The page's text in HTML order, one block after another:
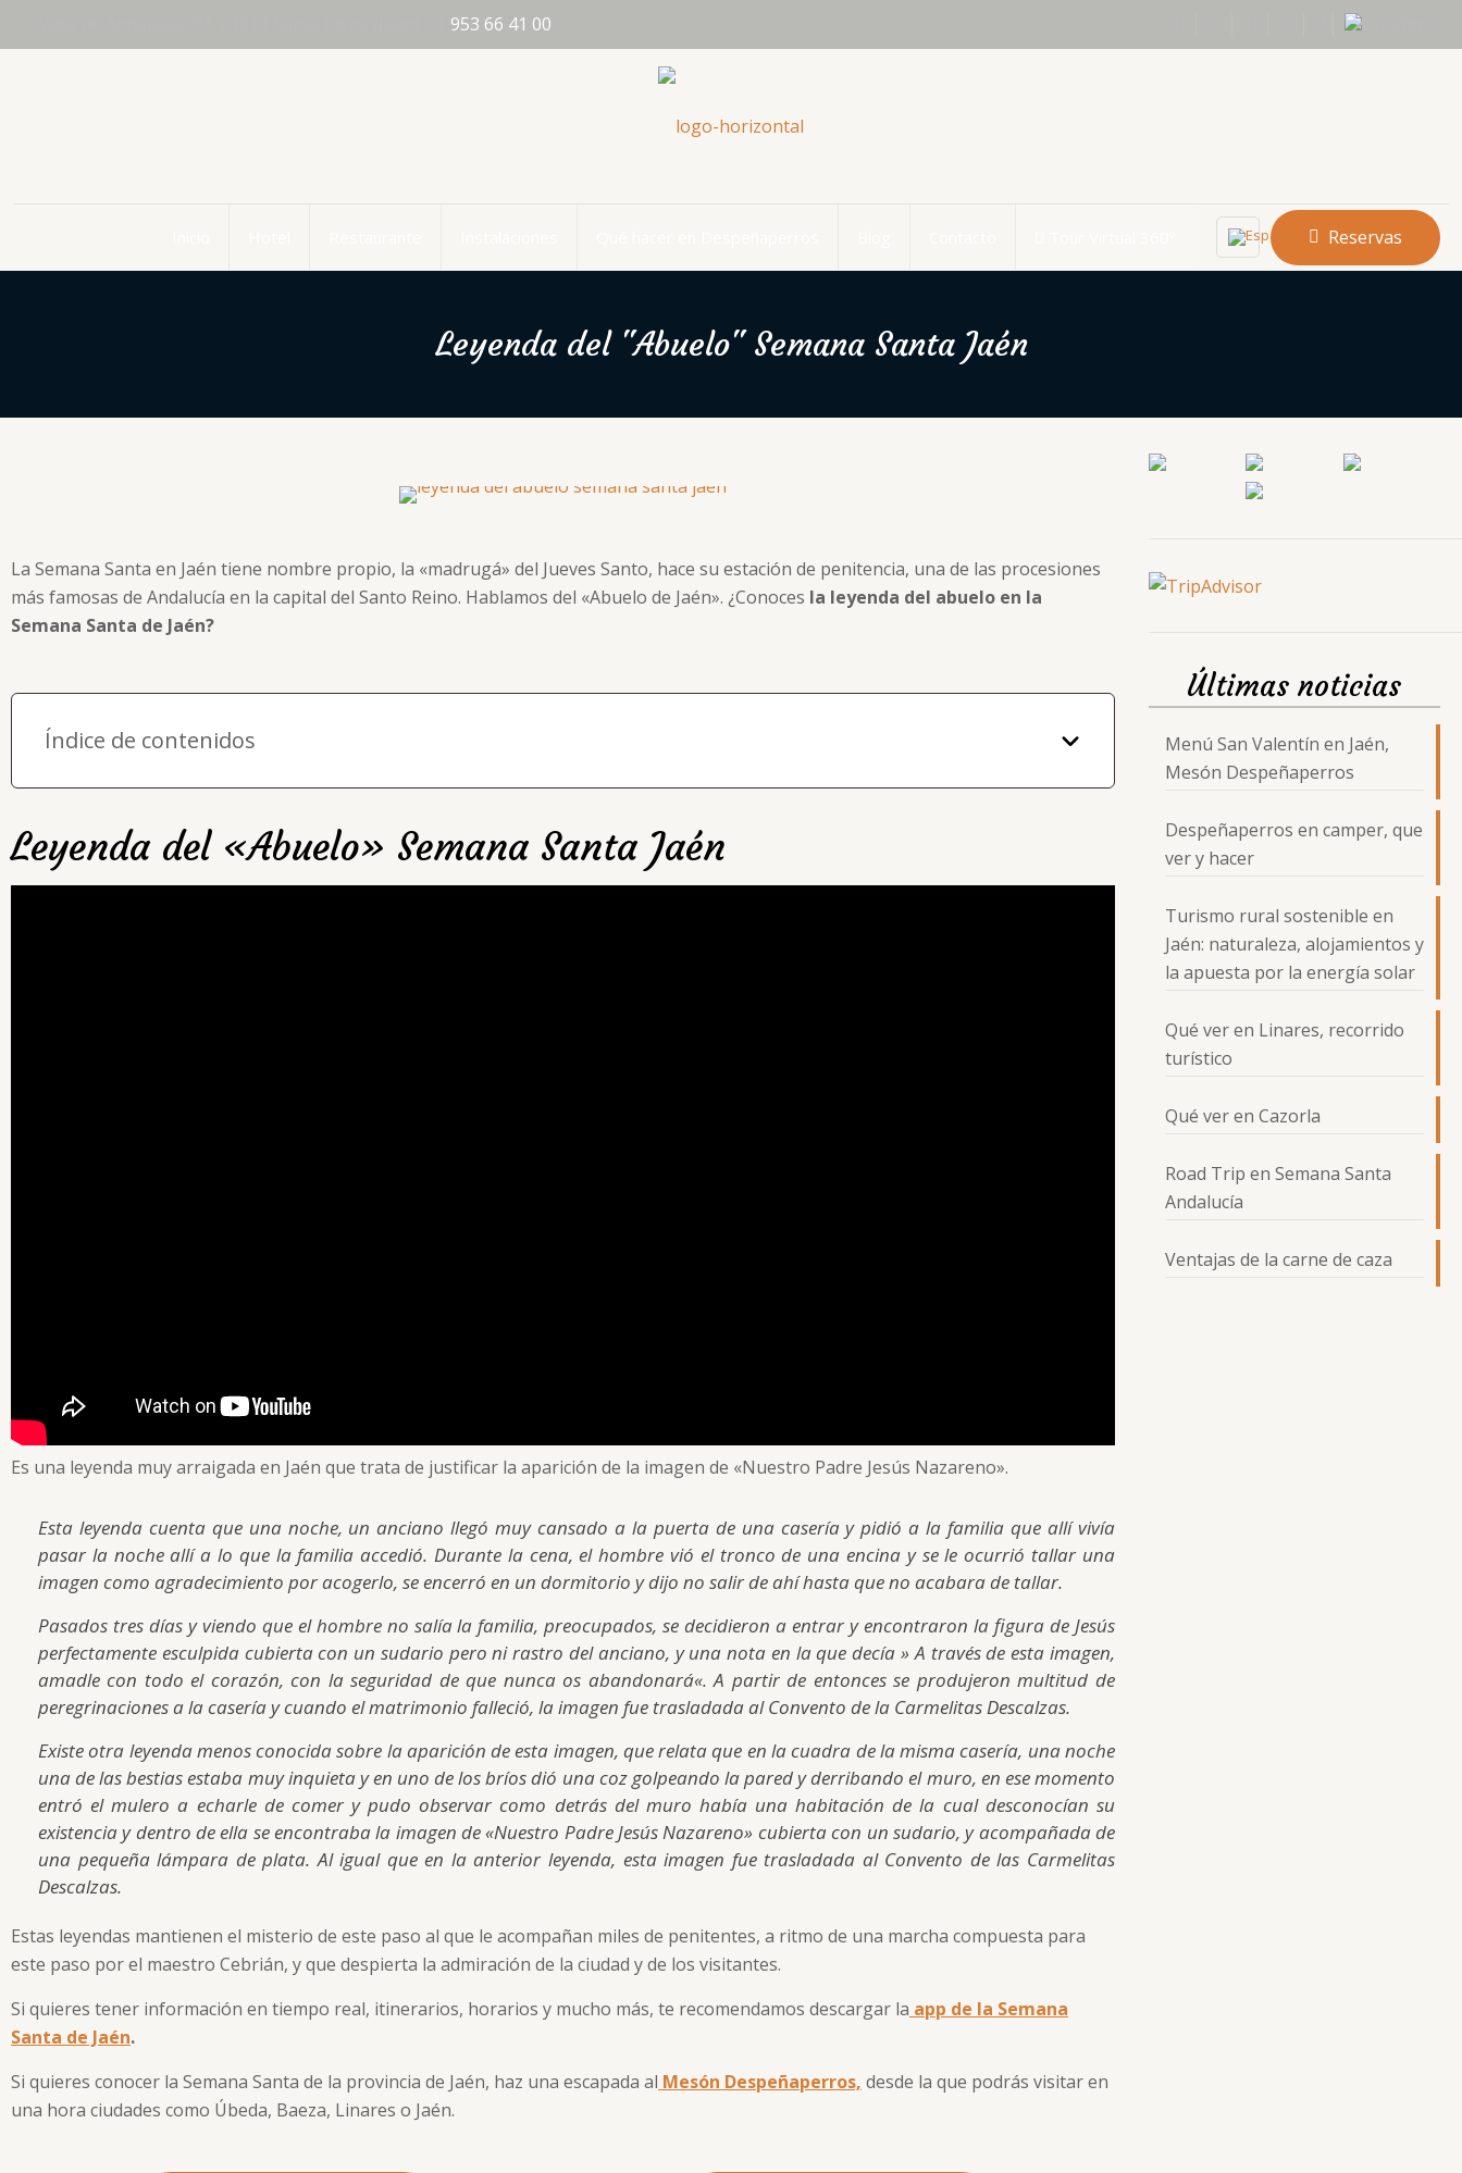
953 66 41 00
Reservas
Leyenda del "Abuelo" Semana Santa Jaén
La Semana Santa en Jaén tiene nombre propio, la «madrugá» del Jueves Santo, hace su estación de penitencia, una de las procesiones
más famosas de Andalucía en la capital del Santo Reino. Hablamos del «Abuelo de Jaén». ¿Conoces la leyenda del abuelo en la
Semana Santa de Jaén?
Índice de contenidos
Leyenda del «Abuelo» Semana Santa Jaén
Es una leyenda muy arraigada en Jaén que trata de justificar la aparición de la imagen de «Nuestro Padre Jesús Nazareno».
Esta leyenda cuenta que una noche, un anciano llegó muy cansado a la puerta de una casería y pidió a la familia que allí vivía
pasar la noche allí a lo que la familia accedió. Durante la cena, el hombre vió el tronco de una encina y se le ocurrió tallar una
imagen como agradecimiento por acogerlo, se encerró en un dormitorio y dijo no salir de ahí hasta que no acabara de tallar.
Pasados tres días y viendo que el hombre no salía la familia, preocupados, se decidieron a entrar y encontraron la figura de Jesús
perfectamente esculpida cubierta con un sudario pero ni rastro del anciano, y una nota en la que decía »A través de esta imagen,
amadle con todo el corazón, con la seguridad de que nunca os abandonará«. A partir de entonces se produjeron multitud de
peregrinaciones a la casería y cuando el matrimonio falleció, la imagen fue trasladada al Convento de la Carmelitas Descalzas.
Existe otra leyenda menos conocida sobre la aparición de esta imagen, que relata que en la cuadra de la misma casería, una noche
una de las bestias estaba muy inquieta y en uno de los bríos dió una coz golpeando la pared y derribando el muro, en ese momento
entró el mulero a echarle de comer y pudo observar como detrás del muro había una habitación de la cual desconocían su
existencia y dentro de ella se encontraba la imagen de «Nuestro Padre Jesús Nazareno» cubierta con un sudario, y acompañada de
una pequeña lámpara de plata. Al igual que en la anterior leyenda, esta imagen fue trasladada al Convento de las Carmelitas
Descalzas.
Estas leyendas mantienen el misterio de este paso al que le acompañan miles de penitentes, a ritmo de una marcha compuesta para
este paso por el maestro Cebrián, y que despierta la admiración de la ciudad y de los visitantes.
Si quieres tener información en tiempo real, itinerarios, horarios y mucho más, te recomendamos descargar la app de la Semana
Santa de Jaén.
Si quieres conocer la Semana Santa de la provincia de Jaén, haz una escapada al Mesón Despeñaperros, desde la que podrás visitar en
una hora ciudades como Úbeda, Baeza, Linares o Jaén.
Últimas noticias
Menú San Valentín en Jaén,
Mesón Despeñaperros
Despeñaperros en camper, que
ver y hacer
Turismo rural sostenible en
Jaén: naturaleza, alojamientos y
la apuesta por la energía solar
Qué ver en Linares, recorrido
turístico
Qué ver en Cazorla
Road Trip en Semana Santa
Andalucía
Ventajas de la carne de caza